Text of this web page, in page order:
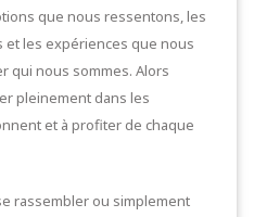
que nous ressentons, les
les expériences que nous
qui nous sommes. Alors
pleinement dans les
et à profiter de chaque
rassembler ou simplement